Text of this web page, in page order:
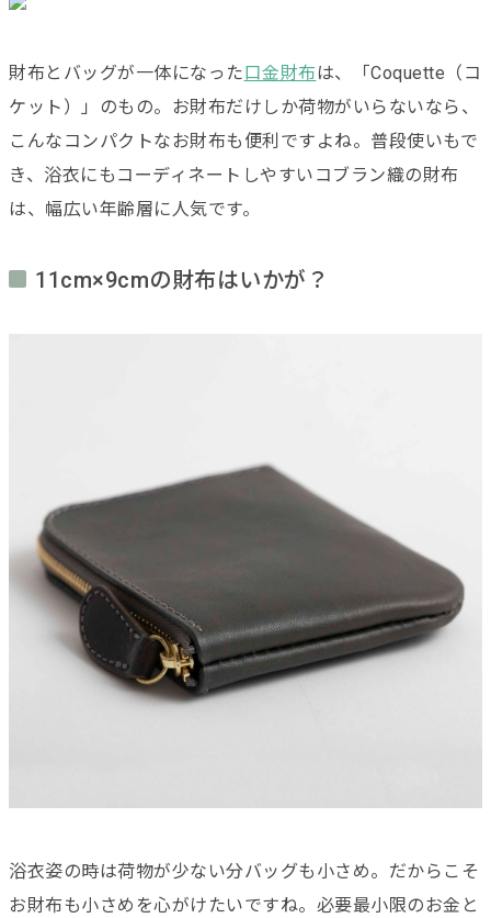
財布とバッグが一体になった口金財布は、「Coquette（コ
ケット）」のもの。お財布だけしか荷物がいらないなら、
こんなコンパクトなお財布も便利ですよね。普段使いもで
き、浴衣にもコーディネートしやすいコブラン織の財布
は、幅広い年齢層に人気です。
11cm×9cmの財布はいかが？
浴衣姿の時は荷物が少ない分バッグも小さめ。だからこそ
お財布も小さめを心がけたいですね。必要最小限のお金と